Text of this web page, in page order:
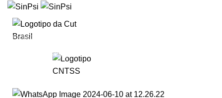
Start typing to see posts you are looking for.